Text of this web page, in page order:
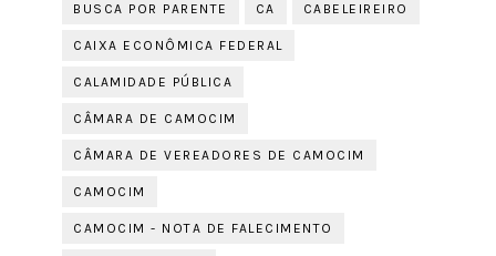
BUSCA POR PARENTE CA CABELEIREIRO
CAIXA ECONÔMICA FEDERAL
CALAMIDADE PÚBLICA
CÂMARA DE CAMOCIM
CÂMARA DE VEREADORES DE CAMOCIM
CAMOCIM
CAMOCIM - NOTA DE FALECIMENTO